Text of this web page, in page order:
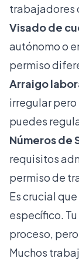
trabajadores
Visado de
autónomo o
permiso
Arraigo
irregular
puedes
Números de
requisitos
permiso de
Es crucial
específico.
proceso,
Muchos